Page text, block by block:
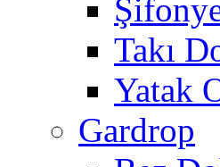
Takı
Yatak
Gardrop